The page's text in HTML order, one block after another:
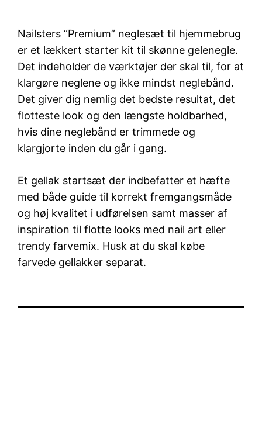
Nailsters “Premium” neglesæt til hjemmebrug
er et lækkert starter kit til skønne gelenegle.
Det indeholder de værktøjer der skal til, for at
klargøre neglene og ikke mindst neglebånd.
Det giver dig nemlig det bedste resultat, det
flotteste look og den længste holdbarhed,
hvis dine neglebånd er trimmede og
klargjorte inden du går i gang.
Et gellak startsæt der indbefatter et hæfte
med både guide til korrekt fremgangsmåde
og høj kvalitet i udførelsen samt masser af
inspiration til flotte looks med nail art eller
trendy farvemix. Husk at du skal købe
farvede gellakker separat.